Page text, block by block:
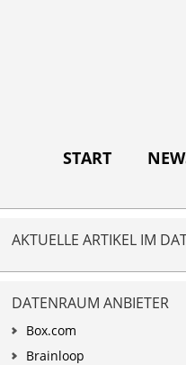
START
Primary
AKTUELLE ARTIKEL IM
DATENRAUM ANBIETER
Box.com
Brainloop